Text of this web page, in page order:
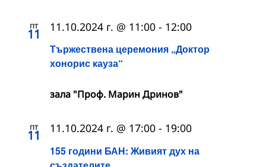
пт
11
Тържествена церемония „Доктор
хонорис кауза“
11.10.2024 г. @ 11:00 - 12:00
зала "Проф. Марин Дринов"
пт
11
155 години БАН: Живият дух на
11.10.2024 г. @ 17:00 - 19:00